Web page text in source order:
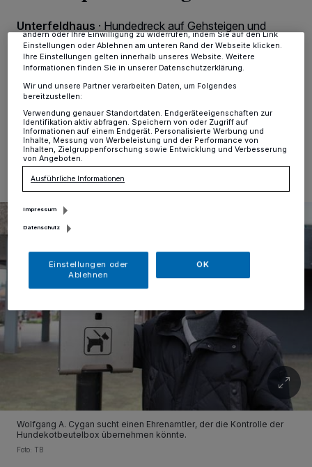
Unterfeldhaus · Hundedreck auf Gehsteigen und
Parks ist nach wie vor ein aktuelles Thema, nicht nur in
Unterfeldhaus. Hundebesitzer, die sich nicht um die
Hinterlassenschaften ihrer Vierbeiner kümmern, gibt es
immer wieder.
08.02.2019 , 14:40 Uhr Eine Minute Lesezeit
Wolfgang A. Cygan sucht einen Ehrenamtler, der die Kontrolle der
Hundekotbeutelbox übernehmen könnte.
Foto: TB
dieses Menü jederzeit wieder aufrufen, um Ihre Einstellungen zu
ändern oder Ihre Einwilligung zu widerrufen, indem Sie auf den Link
Einstellungen oder Ablehnen am unteren Rand der Webseite klicken.
Ihre Einstellungen gelten innerhalb unseres Website. Weitere
Informationen finden Sie in unserer Datenschutzerklärung.
Wir und unsere Partner verarbeiten Daten, um Folgendes
bereitzustellen:
Verwendung genauer Standortdaten. Endgeräteeigenschaften zur
Identifikation aktiv abfragen. Speichern von oder Zugriff auf
Informationen auf einem Endgerät. Personalisierte Werbung und
Inhalte, Messung von Werbeleistung und der Performance von
Inhalten, Zielgruppenforschung sowie Entwicklung und Verbesserung
von Angeboten.
Ausführliche Informationen
Impressum
Datenschutz
Einstellungen oder
Ablehnen
OK